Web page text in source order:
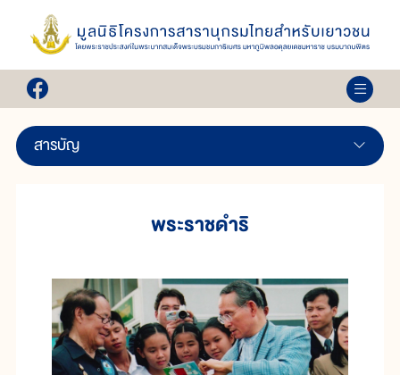
สารบัญ
พระราชดำริ